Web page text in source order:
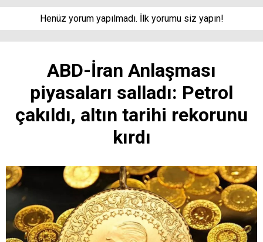
Henüz yorum yapılmadı. İlk yorumu siz yapın!
ABD-İran Anlaşması
piyasaları salladı: Petrol
çakıldı, altın tarihi rekorunu
kırdı